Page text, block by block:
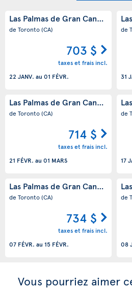
Las Palmas de Gran Canaria (ES)
de Toronto(CA)
703 $
taxes et frais incl.
22 JANV. au 01 FÉVR.
de
31
Las Palmas de Gran Canaria (ES)
de Toronto(CA)
714 $
taxes et frais incl.
21 FÉVR. au 01 MARS
de
17
Las Palmas de Gran Canaria (ES)
de Toronto(CA)
734 $
taxes et frais incl.
07 FÉVR. au 15 FÉVR.
de
08
Vous pourriez aimer